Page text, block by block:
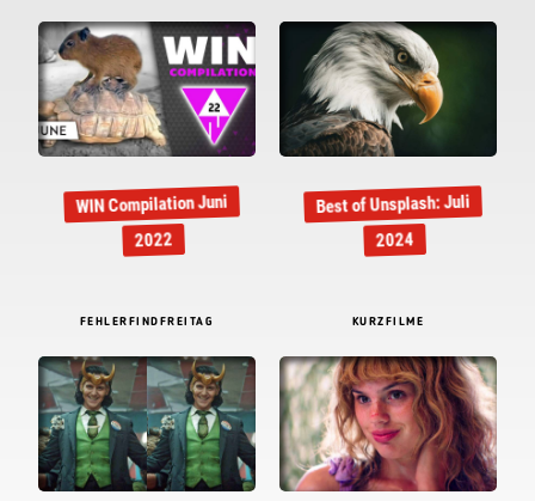
WIN Compilation Juni
2022
Best of Unsplash: Juli
2024
FEHLERFINDFREITAG KURZFILME